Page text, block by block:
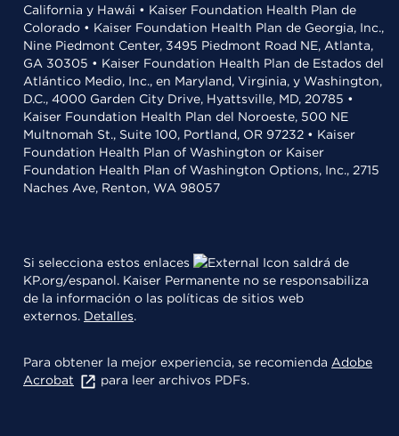
California y Hawái • Kaiser Foundation Health Plan de
Colorado • Kaiser Foundation Health Plan de Georgia, Inc.,
Nine Piedmont Center, 3495 Piedmont Road NE, Atlanta,
GA 30305 • Kaiser Foundation Health Plan de Estados del
Atlántico Medio, Inc., en Maryland, Virginia, y Washington,
D.C., 4000 Garden City Drive, Hyattsville, MD, 20785 •
Kaiser Foundation Health Plan del Noroeste, 500 NE
Multnomah St., Suite 100, Portland, OR 97232 • Kaiser
Foundation Health Plan of Washington or Kaiser
Foundation Health Plan of Washington Options, Inc., 2715
Naches Ave, Renton, WA 98057
Si selecciona estos enlaces
saldrá de
KP.org/espanol. Kaiser Permanente no se responsabiliza
de la información o las políticas de sitios web
externos. Detalles.
Para obtener la mejor experiencia, se recomienda Adobe
Acrobat
para leer archivos PDFs.